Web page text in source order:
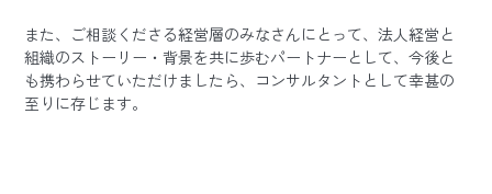
また、ご相談くださる経営層のみなさんにとって、法人経営と
組織のストーリー・背景を共に歩むパートナーとして、今後と
も携わらせていただけましたら、コンサルタントとして幸甚の
至りに存じます。